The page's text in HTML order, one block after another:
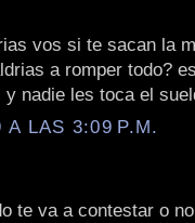
vos si te sacan la
a romper todo?
nadie les toca el
LAS 3:09 P.M.
te va a contestar o